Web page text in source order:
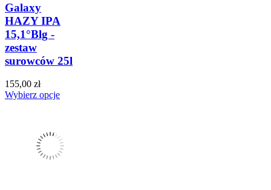
Galaxy
HAZY IPA
15,1°Blg -
zestaw
surowców 25l
155,00 zł
Wybierz opcje